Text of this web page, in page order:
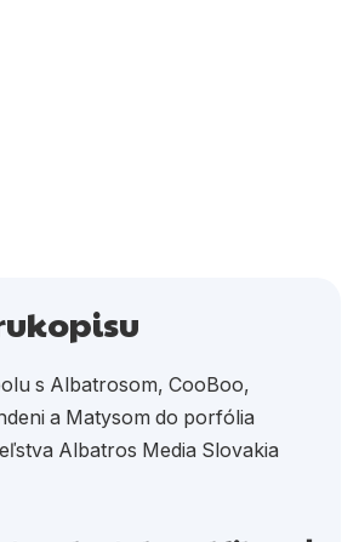
s Albatrosom, CooBoo,
a Matysom do porfólia
Albatros Media Slovakia